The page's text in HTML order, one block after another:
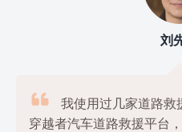
刘

我使用过几家道路救
穿越者汽车道路救援平台